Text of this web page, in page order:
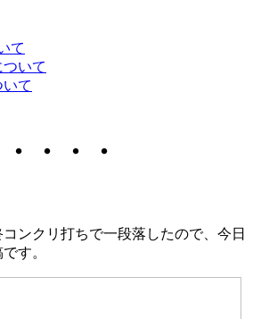
て
いて
て
・・・
ンクリ打ちで一段落したので、今日
す。